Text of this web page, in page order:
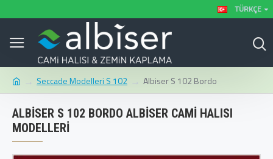
TÜRKÇE
Seccade Modelleri S 102 Albiser S 102 Bordo
ALBISER S 102 BORDO ALBISER CAMI HALISI
MODELLERI